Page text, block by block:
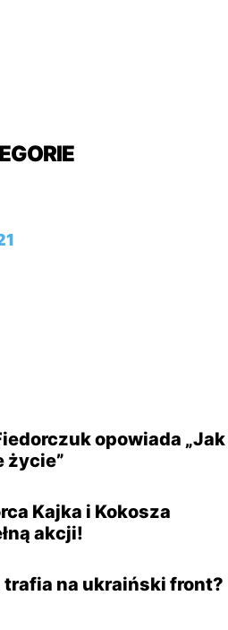
opowiada „Jak
życie”
Kajka i Kokosza
akcji!
na ukraiński front?